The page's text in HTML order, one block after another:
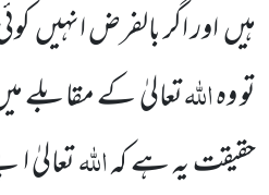
ہیںاور اگر بالفرض انہیں
تو وہاللہتعالیٰ کے مقابلے
حقیقت یہ ہے کہاللہتعالیٰ